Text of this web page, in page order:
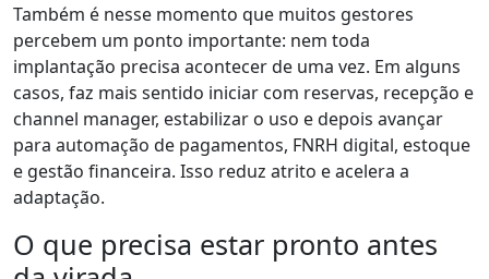
Também é nesse momento que muitos gestores
percebem um ponto importante: nem toda
implantação precisa acontecer de uma vez. Em alguns
casos, faz mais sentido iniciar com reservas, recepção e
channel manager, estabilizar o uso e depois avançar
para automação de pagamentos, FNRH digital, estoque
e gestão financeira. Isso reduz atrito e acelera a
adaptação.
O que precisa estar pronto antes